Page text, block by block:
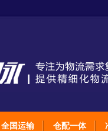
全国运输 仓配一体